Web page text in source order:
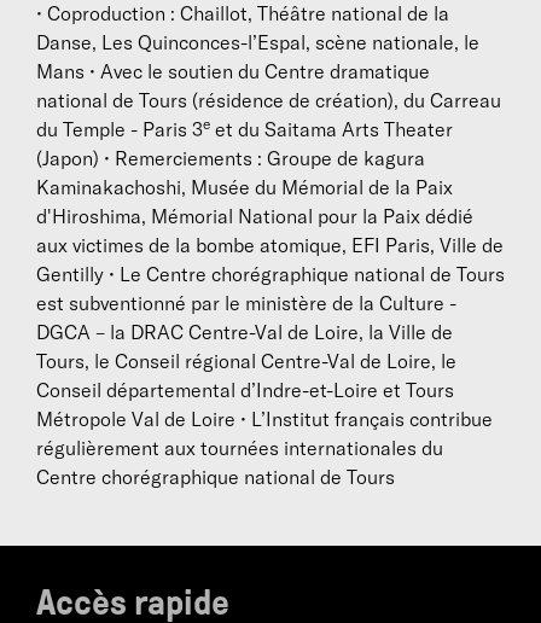
• Coproduction : Chaillot, Théâtre national de la
Danse, Les Quinconces-l’Espal, scène nationale, le
Mans • Avec le soutien du Centre dramatique
national de Tours (résidence de création), du Carreau
du Temple - Paris 3e et du Saitama Arts Theater
(Japon) • Remerciements : Groupe de kagura
Kaminakachoshi, Musée du Mémorial de la Paix
d'Hiroshima, Mémorial National pour la Paix dédié
aux victimes de la bombe atomique, EFI Paris, Ville de
Gentilly • Le Centre chorégraphique national de Tours
est subventionné par le ministère de la Culture -
DGCA – la DRAC Centre-Val de Loire, la Ville de
Tours, le Conseil régional Centre-Val de Loire, le
Conseil départemental d’Indre-et-Loire et Tours
Métropole Val de Loire • L’Institut français contribue
régulièrement aux tournées internationales du
Centre chorégraphique national de Tours
Accès rapide